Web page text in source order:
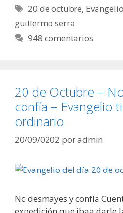
Etiquetas
20 de octubre,
guillermo serra
948 comentarios
20 de Octubre –
confía – Evangelio
ordinario
20/09/0202 poradmin
No desmayes y confía